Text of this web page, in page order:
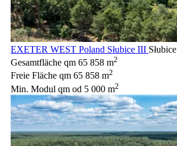
EXETER WEST Poland Słubice III Słubice
Gesamtfläche qm 65 858 m2
Freie Fläche qm 65 858 m2
Min. Modul qm od 5 000 m2